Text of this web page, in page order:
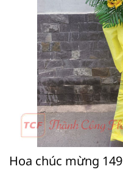
Hoa chúc mừng 149